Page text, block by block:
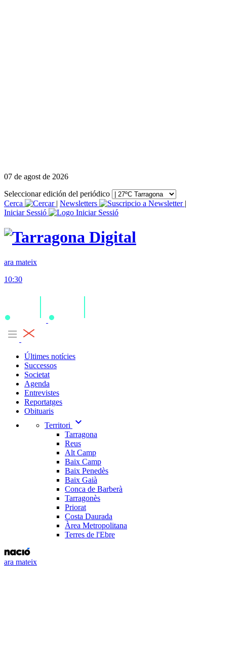
07 de agost de 2026
Seleccionar edición del periódico
Cerca
| Newsletters
|
Iniciar Sessió
ara mateix
10:30
Últimes notícies
Successos
Societat
Agenda
Entrevistes
Reportatges
Obituaris
Territori
expand_more
Tarragona
Reus
Alt Camp
Baix Camp
Baix Penedès
Baix Gaià
Conca de Barberà
Tarragonès
Priorat
Costa Daurada
Àrea Metropolitana
Terres de l'Ebre
ara mateix